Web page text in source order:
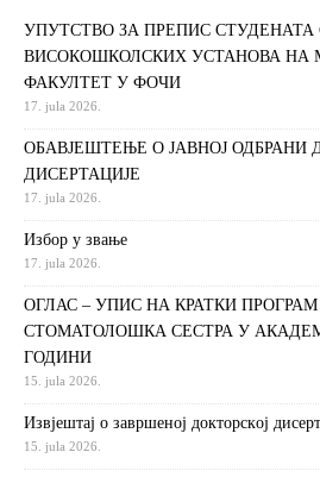
УПУТСТВО ЗА ПРЕПИС СТУДЕНАТА
ВИСОКОШКОЛСКИХ УСТАНОВА НА
ФАКУЛТЕТ У ФОЧИ
17. jula 2026.
ОБАВЈЕШТЕЊЕ О ЈАВНОЈ ОДБРАНИ
ДИСЕРТАЦИЈЕ
17. jula 2026.
Избор у звање
17. jula 2026.
ОГЛАС – УПИС НА КРАТКИ ПРОГРАМ
СТОМАТОЛОШКА СЕСТРА У
ГОДИНИ
15. jula 2026.
Извjeштaj o зaвршeнoj дoктoрскoj
15. jula 2026.